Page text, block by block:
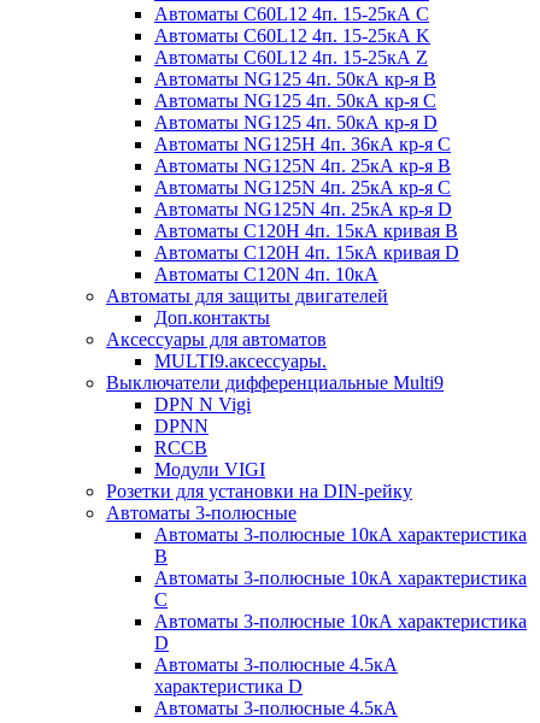
Автоматы C60L12 4п. 15-25кА C
Автоматы C60L12 4п. 15-25кА K
Автоматы C60L12 4п. 15-25кА Z
Автоматы NG125 4п. 50кА кр-я B
Автоматы NG125 4п. 50кА кр-я C
Автоматы NG125 4п. 50кА кр-я D
Автоматы NG125H 4п. 36кА кр-я C
Автоматы NG125N 4п. 25кА кр-я B
Автоматы NG125N 4п. 25кА кр-я C
Автоматы NG125N 4п. 25кА кр-я D
Автоматы С120H 4п. 15кА кривая B
Автоматы С120H 4п. 15кА кривая D
Автоматы С120N 4п. 10кА
Автоматы для защиты двигателей
Доп.контакты
Аксессуары для автоматов
MULTI9.аксессуары.
Выключатели дифференциальные Multi9
DPN N Vigi
DPNN
RCCB
Модули VIGI
Розетки для установки на DIN-рейку
Автоматы 3-полюсные
Автоматы 3-полюсные 10кА характеристика
B
Автоматы 3-полюсные 10кА характеристика
C
Автоматы 3-полюсные 10кА характеристика
D
Автоматы 3-полюсные 4.5кА
характеристика D
Автоматы 3-полюсные 4.5кА